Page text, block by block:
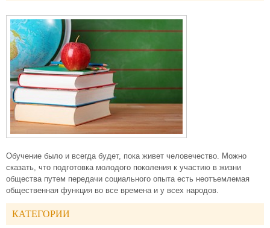
Обучение было и всегда будет, пока живет человечество. Можно
сказать, что подготовка молодого поколения к участию в жизни
общества путем передачи социального опыта есть неотъемлемая
общественная функция во все времена и у всех народов.
КАТЕГОРИИ